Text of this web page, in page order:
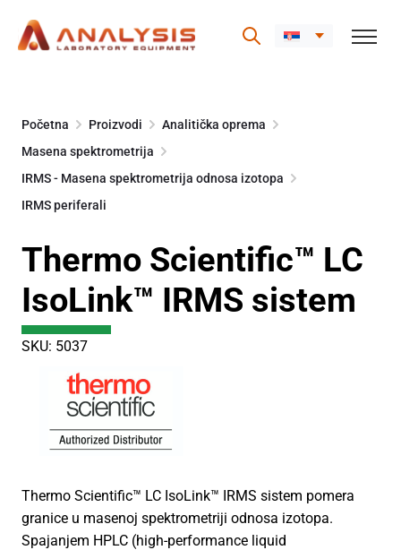
content
Početna Proizvodi
Analitička oprema
Masena spektrometrija
IRMS - Masena spektrometrija odnosa izotopa
IRMS periferali
Thermo Scientific™ LC
IsoLink™ IRMS sistem
SKU: 5037
Thermo Scientific™ LC IsoLink™ IRMS sistem pomera
granice u masenoj spektrometriji odnosa izotopa.
Spajanjem HPLC (high-performance liquid